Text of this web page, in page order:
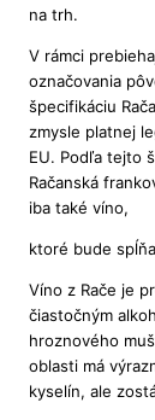
na trh.
V rámci
označovania
špecifikáciu
zmysle platnej
EU. Podľa tejto
Račanská
iba také víno,
ktoré bude
Víno z Rače je
čiastočným
hroznového
oblasti má
kyselín, ale